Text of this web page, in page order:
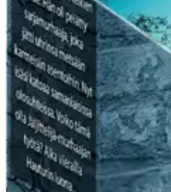
Ei saatavilla
Tuotekuvaus
Jännitystasoa nostetaan jälleen
dekooderi. Kaksinpeli,
VAROITUS! Ei sovellu alle 3-